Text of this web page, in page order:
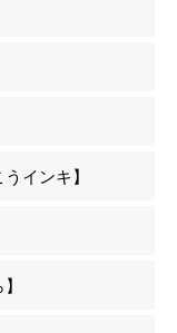
インキ】